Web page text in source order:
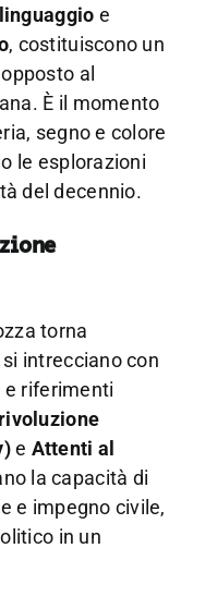
e
, costituiscono un
al
È il momento
segno e colore
le esplorazioni
del decennio.
torna
intrecciano con
riferimenti
e Attenti al
la capacità di
e impegno civile,
in un